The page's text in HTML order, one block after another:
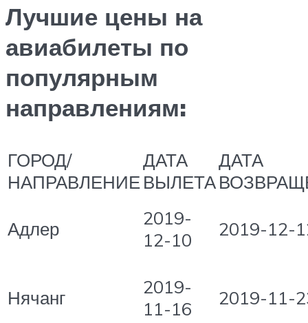
Лучшие цены на
авиабилеты по
популярным
направлениям:
ГОРОД/
НАПРАВЛЕНИЕ
ДАТА
ВЫЛЕТА
ДАТА
Адлер
2019-
12-10
2019-12-
Нячанг
2019-
11-16
2019-11-